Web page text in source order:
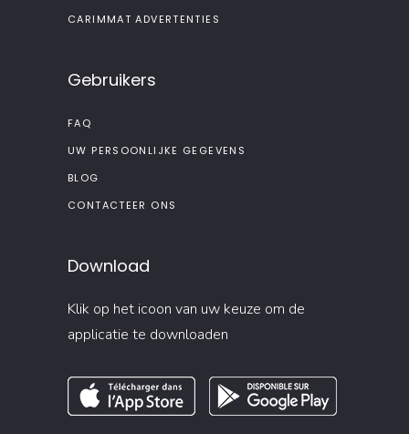
CARIMMAT ADVERTENTIES
Gebruikers
FAQ
UW PERSOONLIJKE GEGEVENS
BLOG
CONTACTEER ONS
Download
Klik op het icoon van uw keuze om de
applicatie te downloaden